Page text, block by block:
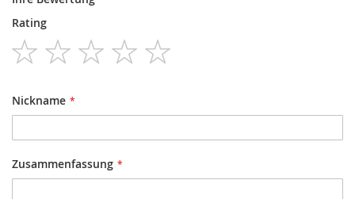
Rating
1
star
2
stars
3
stars
4
stars
Nickname
Zusammenfassung